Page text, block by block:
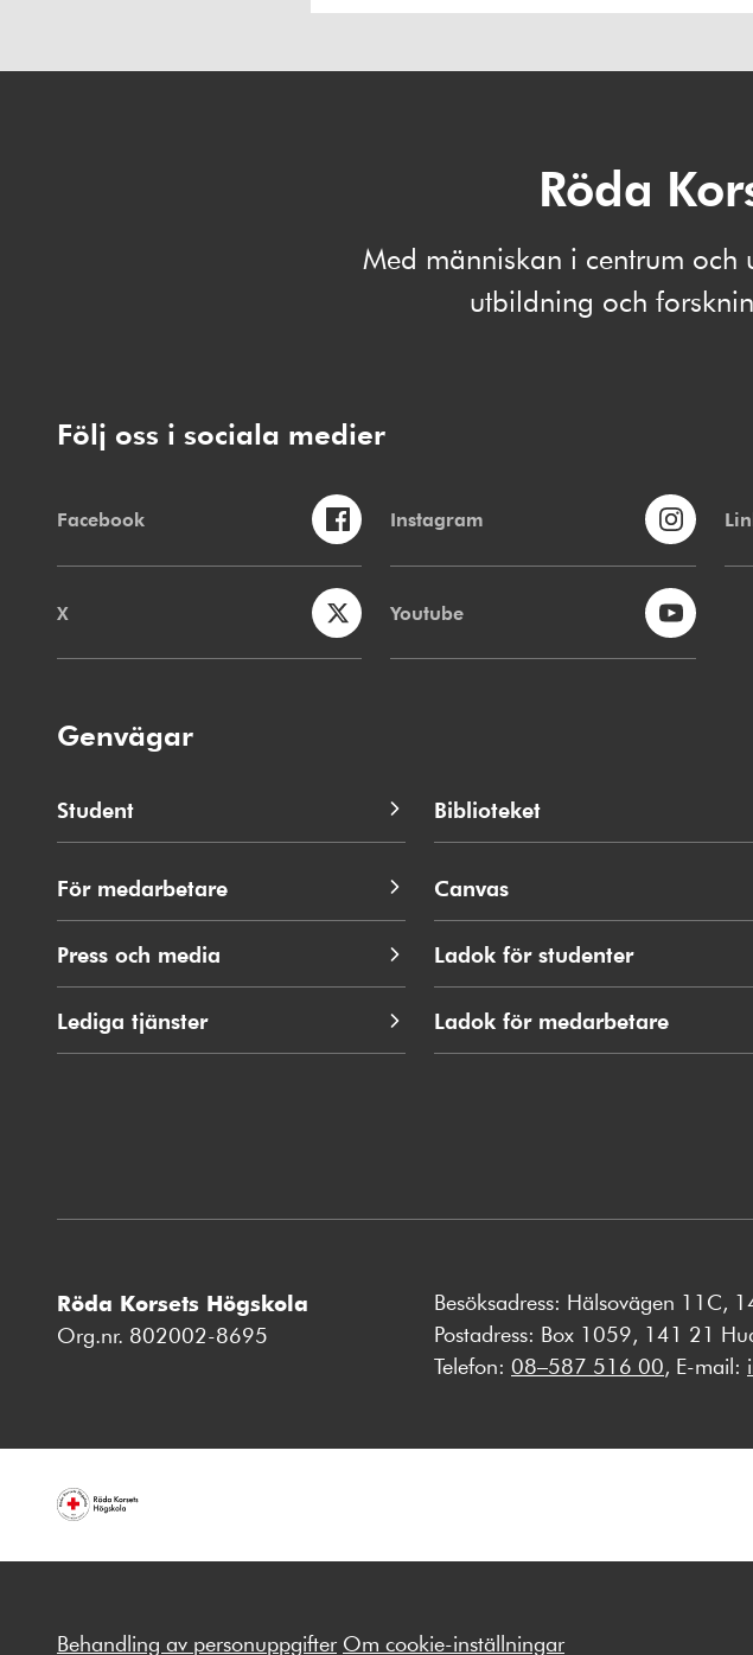
Röda
Med människan i centrum
utbildning och
Följ oss i sociala medier
Facebook Instagram
X Youtube
Genvägar
Student
För medarbetare
Press och media
Lediga tjänster
Biblioteket
Canvas
Ladok för studenterÖppnas
i
fönster
Ladok för medarbetare
i
Röda Korsets Högskola
Org.nr. 802002-8695
Besöksadress: Hälsovägen 11C,
Postadress: Box 1059, 141 21
Telefon: 08–587 516 00, E-mail:
Behandling av personuppgifter Om cookie-inställningar